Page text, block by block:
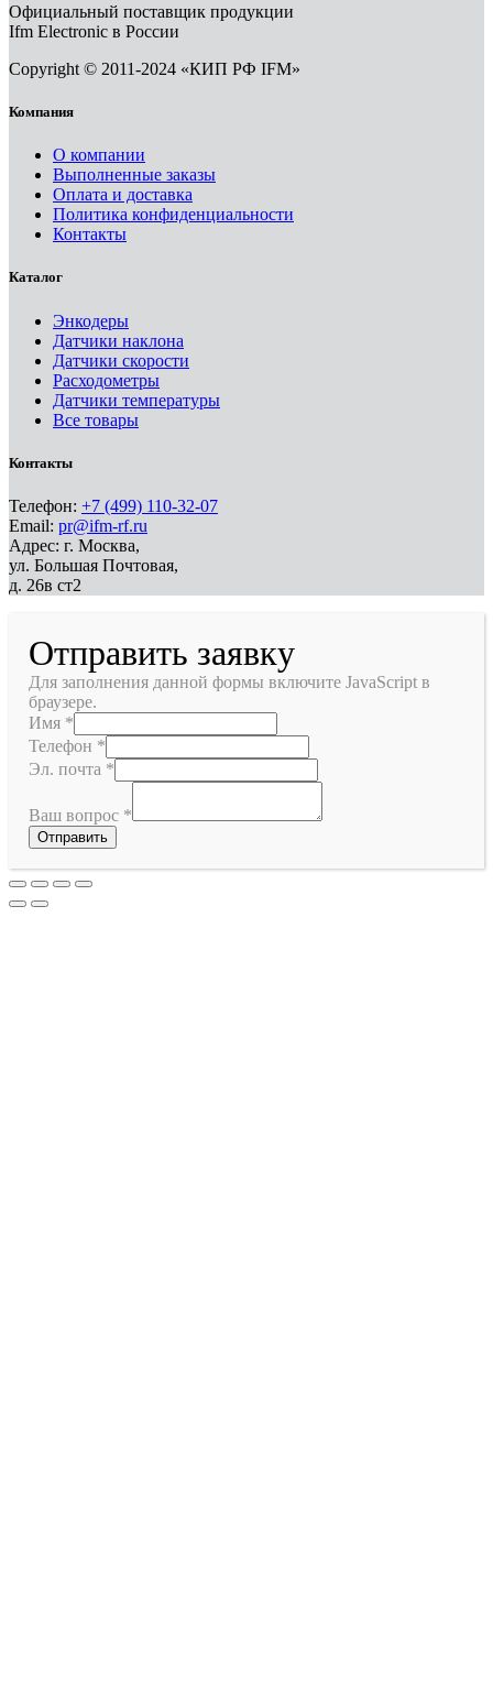
Официальный поставщик продукции
Ifm Electronic в России
Copyright © 2011-2024 «КИП РФ IFM»
Компания
О компании
Выполненные заказы
Оплата и доставка
Политика конфиденциальности
Контакты
Каталог
Энкодеры
Датчики наклона
Датчики скорости
Расходометры
Датчики температуры
Все товары
Контакты
Телефон: +7 (499) 110-32-07
Email: pr@ifm-rf.ru
Адрес: г. Москва,
ул. Большая Почтовая,
д. 26в ст2
Отправить заявку
Для заполнения данной формы включите JavaScript в
браузере.
Имя *
Телефон *
Эл. почта *
Ваш вопрос *
Отправить